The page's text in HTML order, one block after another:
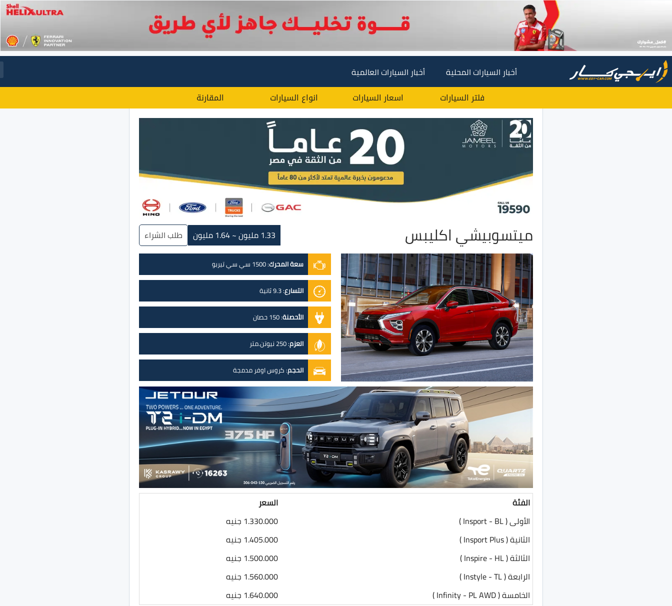
أخبار السيارات المحلية أخبار السيارات العالمية
فلتر السيارات اسعار السيارات انواع السيارات المقارنة
ميتسوبيشي اكليبس 1.33 مليون ~ 1.64 مليون طلب الشراء
سعة المحرك:1500 سي سي تيربو
التسارع:9.3 ثانية
الأحصنة:150 حصان
العزم:250 نيوتن.متر
الحجم:كروس اوفر مدمجة
الفئة
السعر
الأولى ( Insport - BL )
1.330.000 جنيه
الثانية ( Insport Plus )
1.405.000 جنيه
الثالثة ( Inspire - HL )
1.500.000 جنيه
الرابعة ( Instyle - TL )
1.560.000 جنيه
الخامسة ( Infinity - PL AWD )
1.640.000 جنيه